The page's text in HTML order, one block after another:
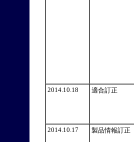
2014.10.18
適合訂正
2014.10.17
製品情報訂正